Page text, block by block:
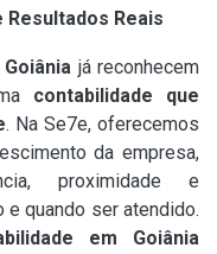
Resultados Reais
Goiânia já reconhecem
contabilidade que
. Na Se7e, oferecemos
da empresa,
proximidade e
quando ser atendido.
em Goiânia